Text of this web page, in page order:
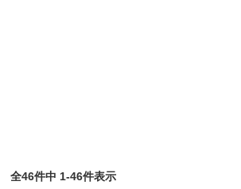
全46件中 1-46件表示